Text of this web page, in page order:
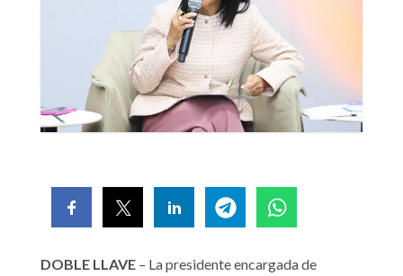
DOBLE LLAVE – La presidente encargada de